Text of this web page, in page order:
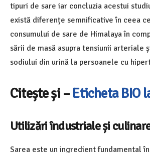
tipuri de sare iar concluzia acestui
există diferențe semnificative în ceea
consumului de sare de Himalaya în
sării de masă asupra tensiunii arteriale
sodiului din urină la persoanele cu
Citește și –Eticheta BIO
Utilizări îndustriale și
Sarea este un ingredient fundamental